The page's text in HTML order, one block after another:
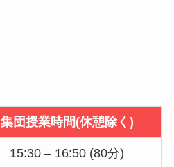
集団授業時間(休憩除く)
15:30 – 16:50 (80分)